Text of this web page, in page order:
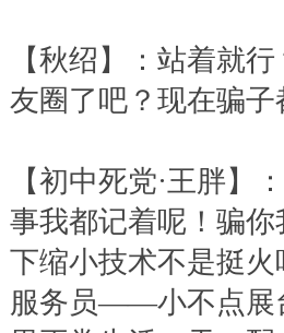
【秋绍】：站着就
友圈了吧？现在骗
【初中死党·王胖】
事我都记着呢！骗
下缩小技术不是挺
服务员——小不点展